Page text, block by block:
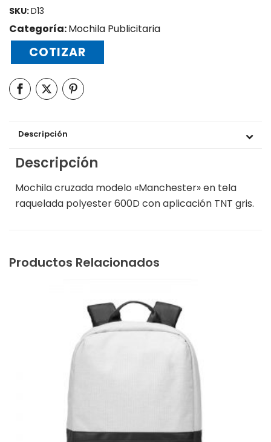
SKU:D13
Categoría:Mochila Publicitaria
COTIZAR
Descripción
Descripción
Mochila cruzada modelo «Manchester» en tela
raquelada polyester 600D con aplicación TNT gris.
Productos Relacionados